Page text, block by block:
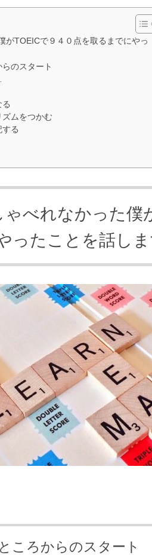
がTOEICで９４０点を取るまでにやっ
のスタート
ズムをつかむ
る
ゃべれなかった僕
ったことを話し
ころからのスタート